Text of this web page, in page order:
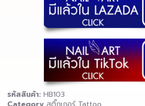
รหัสสินค้า: HB103